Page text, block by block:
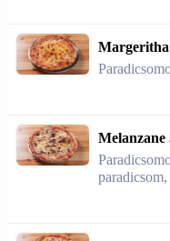
Margeritha
Melanzane
paradicsom,